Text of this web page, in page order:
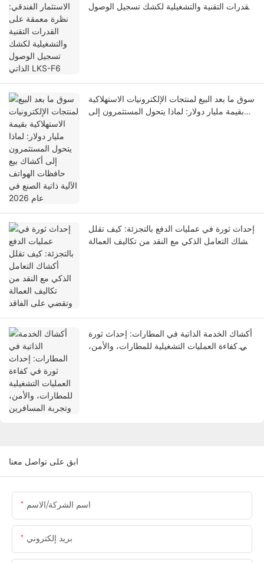
القدرات التقنية والتشغيلية لكشك تسجيل الوصول
سوق ما بعد البيع لمنتجات الإلكترونيات الاستهلاكية
بقيمة مليار دولار: لماذا يتحول المستثمرون إلى
إحداث ثورة في عمليات الدفع بالتجزئة: كيف تقلل
أكشاك التعامل الذكي مع النقد من تكاليف العمالة
أكشاك الخدمة الذاتية في المطارات: إحداث ثورة
في كفاءة العمليات التشغيلية للمطارات، والأمن،
ابق على تواصل معنا
اسم الشركة/الاسم
بريد إلكتروني